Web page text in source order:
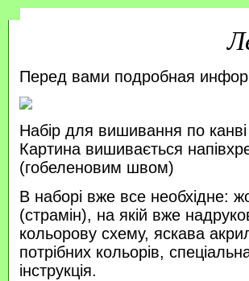
Перед вами подробная
Набір для вишивання по
Картина вишивається
(гобеленовим швом)
В наборі вже все необхідне:
(страмін), на якій вже
кольорову схему, яскава
потрібних кольорів,
інструкція.